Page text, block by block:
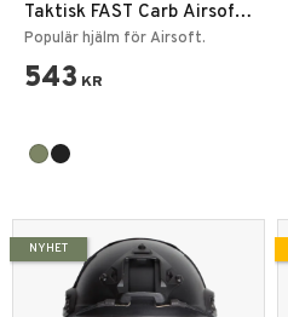
Taktisk FAST Carb Airsoft
Hjälm Rail
Populär hjälm för Airsoft.
543 KR
NYHET